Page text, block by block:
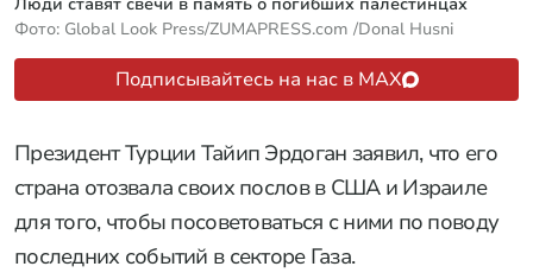
Фото: Global Look Press/ZUMAPRESS.com /Donal Husni
Подписывайтесь на нас в MAX
Президент Турции Тайип Эрдоган заявил, что его
страна отозвала своих послов в США и Израиле
для того, чтобы посоветоваться с ними по поводу
последних событий в секторе Газа.